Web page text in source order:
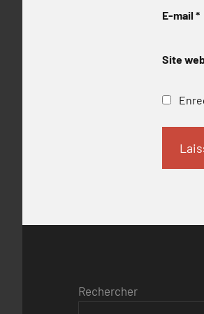
E-mail *
Site
Rechercher